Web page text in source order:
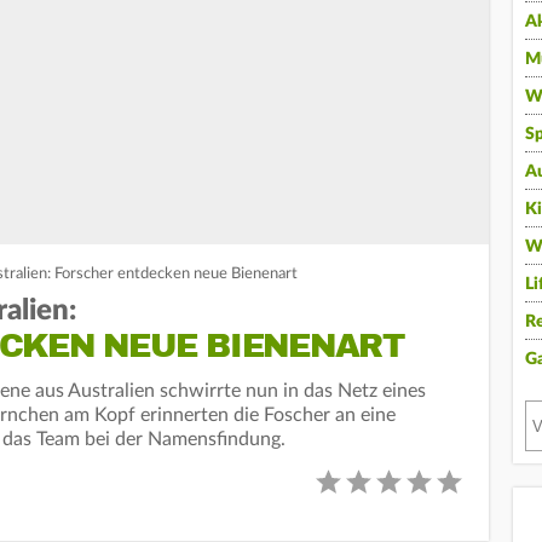
Forscher entdecken neue Bienenart
NEUE BIENENART
aus Australien schwirrte nun in das Netz eines
am Kopf erinnerten die Foscher an eine
Team bei der Namensfindung.